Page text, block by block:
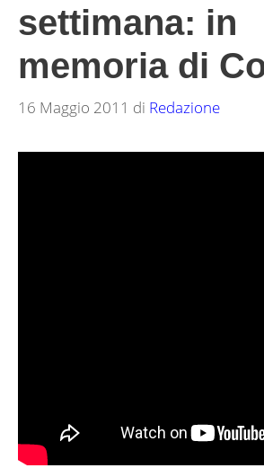
settimana: in
memoria di
16 Maggio 2011 di Redazione